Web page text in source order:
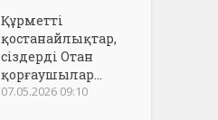
Құрметті
қостанайлықтар,
сіздерді Отан
қорғаушылар...
07.05.2026 09:10